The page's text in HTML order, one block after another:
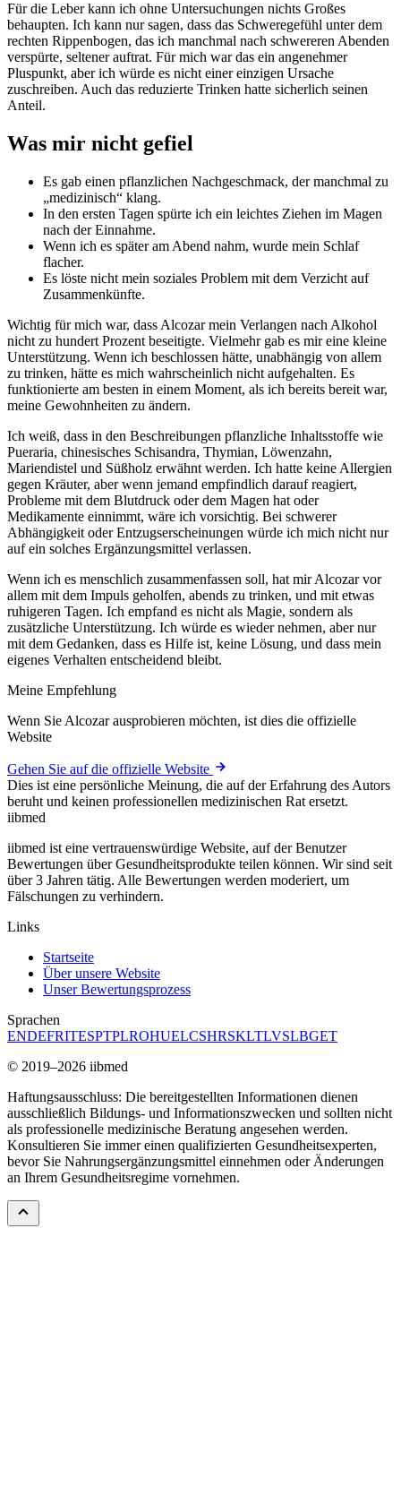
Für die Leber kann ich ohne Untersuchungen nichts Großes
behaupten. Ich kann nur sagen, dass das Schweregefühl unter dem
rechten Rippenbogen, das ich manchmal nach schwereren Abenden
verspürte, seltener auftrat. Für mich war das ein angenehmer
Pluspunkt, aber ich würde es nicht einer einzigen Ursache
zuschreiben. Auch das reduzierte Trinken hatte sicherlich seinen
Anteil.
Was mir nicht gefiel
Es gab einen pflanzlichen Nachgeschmack, der manchmal zu
„medizinisch“ klang.
In den ersten Tagen spürte ich ein leichtes Ziehen im Magen
nach der Einnahme.
Wenn ich es später am Abend nahm, wurde mein Schlaf
flacher.
Es löste nicht mein soziales Problem mit dem Verzicht auf
Zusammenkünfte.
Wichtig für mich war, dass Alcozar mein Verlangen nach Alkohol
nicht zu hundert Prozent beseitigte. Vielmehr gab es mir eine kleine
Unterstützung. Wenn ich beschlossen hätte, unabhängig von allem
zu trinken, hätte es mich wahrscheinlich nicht aufgehalten. Es
funktionierte am besten in einem Moment, als ich bereits bereit war,
meine Gewohnheiten zu ändern.
Ich weiß, dass in den Beschreibungen pflanzliche Inhaltsstoffe wie
Pueraria, chinesisches Schisandra, Thymian, Löwenzahn,
Mariendistel und Süßholz erwähnt werden. Ich hatte keine Allergien
gegen Kräuter, aber wenn jemand empfindlich darauf reagiert,
Probleme mit dem Blutdruck oder dem Magen hat oder
Medikamente einnimmt, wäre ich vorsichtig. Bei schwerer
Abhängigkeit oder Entzugserscheinungen würde ich mich nicht nur
auf ein solches Ergänzungsmittel verlassen.
Wenn ich es menschlich zusammenfassen soll, hat mir Alcozar vor
allem mit dem Impuls geholfen, abends zu trinken, und mit etwas
ruhigeren Tagen. Ich empfand es nicht als Magie, sondern als
zusätzliche Unterstützung. Ich würde es wieder nehmen, aber nur
mit dem Gedanken, dass es Hilfe ist, keine Lösung, und dass mein
eigenes Verhalten entscheidend bleibt.
Meine Empfehlung
Wenn Sie Alcozar ausprobieren möchten, ist dies die offizielle
Website
Gehen Sie auf die offizielle Website
Dies ist eine persönliche Meinung, die auf der Erfahrung des Autors
beruht und keinen professionellen medizinischen Rat ersetzt.
iibmed
iibmed ist eine vertrauenswürdige Website, auf der Benutzer
Bewertungen über Gesundheitsprodukte teilen können. Wir sind seit
über 3 Jahren tätig. Alle Bewertungen werden moderiert, um
Fälschungen zu verhindern.
Links
Startseite
Über unsere Website
Unser Bewertungsprozess
Sprachen
ENDEFRITESPTPLROHUELCSHRSKLTLVSLBGET
© 2019–2026 iibmed
Haftungsausschluss: Die bereitgestellten Informationen dienen
ausschließlich Bildungs- und Informationszwecken und sollten nicht
als professionelle medizinische Beratung angesehen werden.
Konsultieren Sie immer einen qualifizierten Gesundheitsexperten,
bevor Sie Nahrungsergänzungsmittel einnehmen oder Änderungen
an Ihrem Gesundheitsregime vornehmen.